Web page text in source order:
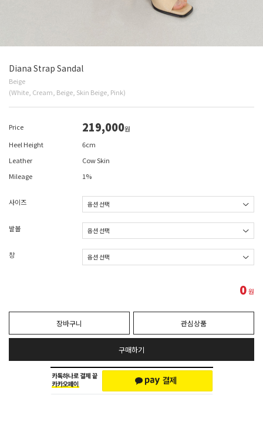
Diana Strap Sandal
Beige
(White, Cream, Beige, Skin Beige, Pink)
Price 219,000원
Heel Height
6cm
Leather
Cow Skin
Mileage
1%
사이즈
발볼
창
0원
장바구니 관심상품
구매하기